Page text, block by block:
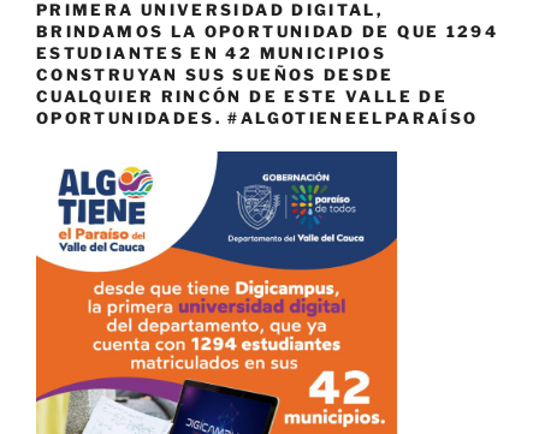
PRIMERA UNIVERSIDAD DIGITAL,
BRINDAMOS LA OPORTUNIDAD DE QUE 1294
ESTUDIANTES EN 42 MUNICIPIOS
CONSTRUYAN SUS SUEÑOS DESDE
CUALQUIER RINCÓN DE ESTE VALLE DE
OPORTUNIDADES. #ALGOTIENEELPARAÍSO